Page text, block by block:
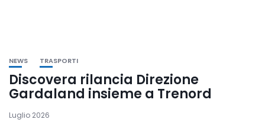
NEWS TRASPORTI
Discovera rilancia Direzione
Gardaland insieme a Trenord
Luglio 2026